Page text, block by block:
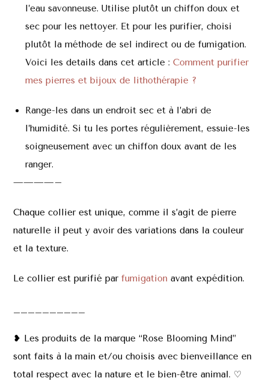
l’eau savonneuse. Utilise plutôt un chiffon doux et
sec pour les nettoyer. Et pour les purifier, choisi
plutôt la méthode de sel indirect ou de fumigation.
Voici les details dans cet article :Comment purifier
mes pierres et bijoux de lithothérapie ?
Range-les dans un endroit sec et à l’abri de
l’humidité. Si tu les portes régulièrement, essuie-les
soigneusement avec un chiffon doux avant de les
ranger.
————–
Chaque collier est unique, comme il s’agit de pierre
naturelle il peut y avoir des variations dans la couleur
et la texture.
Le collier est purifié par fumigation avant expédition.
❥ Les produits de la marque “Rose Blooming Mind”
sont faits à la main et/ou choisis avec bienveillance en
total respect avec la nature et le bien-être animal. ♡